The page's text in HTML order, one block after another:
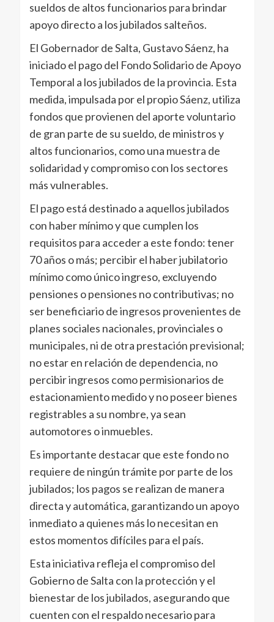
sueldos de altos funcionarios para brindar
apoyo directo a los jubilados salteños.
El Gobernador de Salta, Gustavo Sáenz, ha
iniciado el pago del Fondo Solidario de Apoyo
Temporal a los jubilados de la provincia. Esta
medida, impulsada por el propio Sáenz, utiliza
fondos que provienen del aporte voluntario
de gran parte de su sueldo, de ministros y
altos funcionarios, como una muestra de
solidaridad y compromiso con los sectores
más vulnerables.
El pago está destinado a aquellos jubilados
con haber mínimo y que cumplen los
requisitos para acceder a este fondo: tener
70 años o más; percibir el haber jubilatorio
mínimo como único ingreso, excluyendo
pensiones o pensiones no contributivas; no
ser beneficiario de ingresos provenientes de
planes sociales nacionales, provinciales o
municipales, ni de otra prestación previsional;
no estar en relación de dependencia, no
percibir ingresos como permisionarios de
estacionamiento medido y no poseer bienes
registrables a su nombre, ya sean
automotores o inmuebles.
Es importante destacar que este fondo no
requiere de ningún trámite por parte de los
jubilados; los pagos se realizan de manera
directa y automática, garantizando un apoyo
inmediato a quienes más lo necesitan en
estos momentos difíciles para el país.
Esta iniciativa refleja el compromiso del
Gobierno de Salta con la protección y el
bienestar de los jubilados, asegurando que
cuenten con el respaldo necesario para